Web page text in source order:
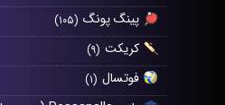
پینگ پونگ (۱۰۵)
کریکت (۹)
فوتسال (۱)